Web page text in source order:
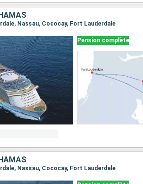
Nassau, Cococay, Fort Lauderdale
Pension complète
Nassau, Cococay, Fort Lauderdale